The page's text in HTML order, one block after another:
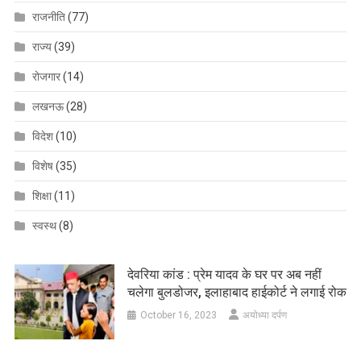
राजनीति(77)
राज्य(39)
रोजगार(14)
लखनऊ(28)
विदेश(10)
विशेष(35)
शिक्षा(11)
स्वस्थ(8)
देवरिया कांड : प्रेम यादव के घर पर अब नहीं
चलेगा बुलडोजर, इलाहाबाद हाईकोर्ट ने लगाई रोक
October 16, 2023 अयोध्या दर्पण